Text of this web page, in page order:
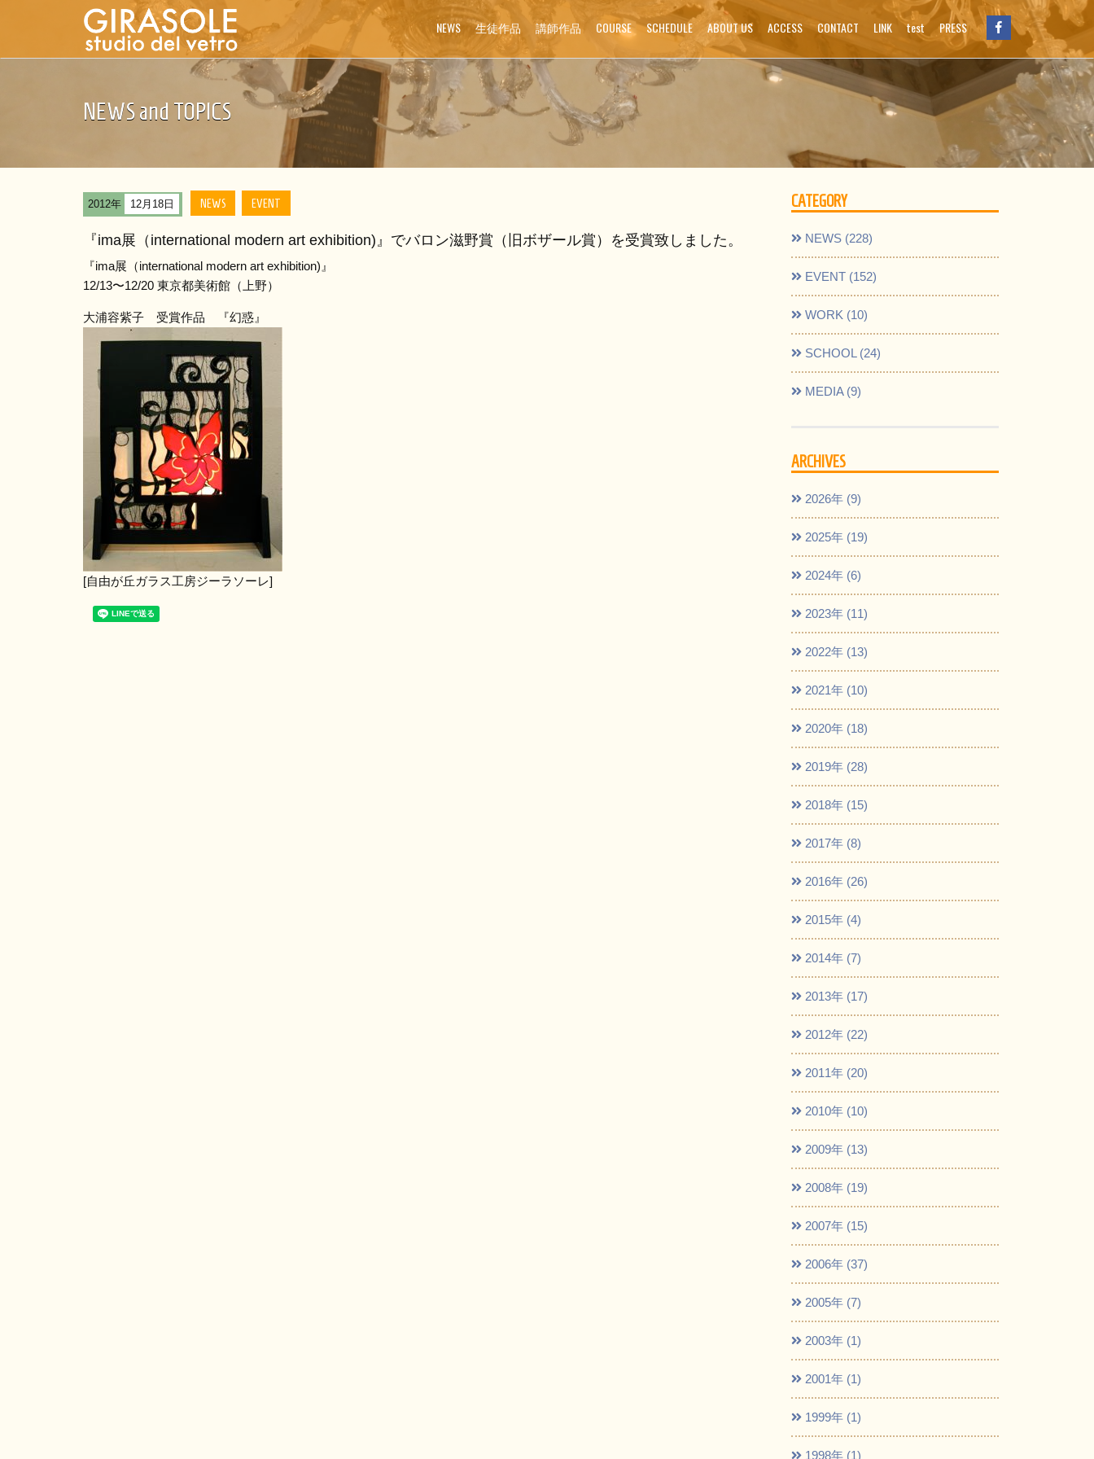
NEWS 生徒作品 講師作品 COURSE SCHEDULE ABOUT US ACCESS CONTACT LINK test PRESS
NEWS and TOPICS
2012年 12月18日 NEWS EVENT
『ima展（international modern art exhibition)』でバロン滋野賞（旧ボザール賞）を受賞致しました。
『ima展（international modern art exhibition)』
12/13〜12/20 東京都美術館（上野）
大浦容紫子 受賞作品 『幻惑』
[自由が丘ガラス工房ジーラソーレ]
CATEGORY
NEWS (228)
EVENT (152)
WORK (10)
SCHOOL (24)
MEDIA (9)
ARCHIVES
2026年 (9)
2025年 (19)
2024年 (6)
2023年 (11)
2022年 (13)
2021年 (10)
2020年 (18)
2019年 (28)
2018年 (15)
2017年 (8)
2016年 (26)
2015年 (4)
2014年 (7)
2013年 (17)
2012年 (22)
2011年 (20)
2010年 (10)
2009年 (13)
2008年 (19)
2007年 (15)
2006年 (37)
2005年 (7)
2003年 (1)
2001年 (1)
1999年 (1)
1998年 (1)